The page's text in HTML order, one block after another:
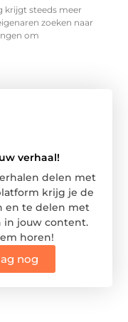
krijgt steeds meer
zoeken naar
om
verhaal!
delen met
krijg je de
en te delen met
in jouw content.
horen!
nog